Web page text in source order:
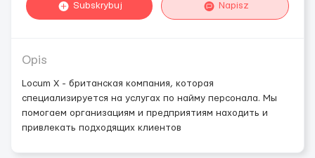
Subskrybuj Napisz
Opis
Locum X - британская компания, которая
специализируется на услугах по найму персонала. Мы
помогаем организациям и предприятиям находить и
привлекать подходящих клиентов